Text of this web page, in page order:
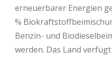
erneuerbarer Energien
%
Benzin- und
werden. Das Land